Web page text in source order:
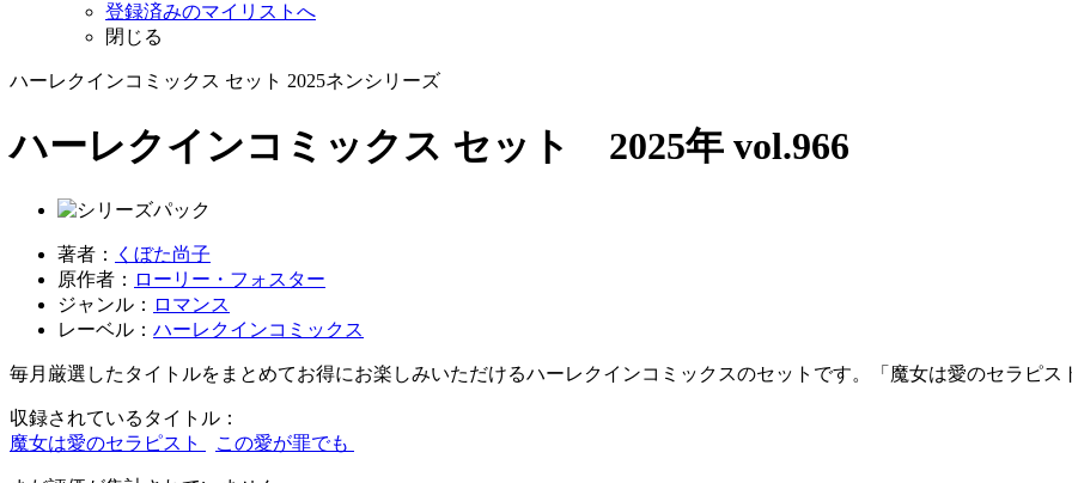
登録済みのマイリストへ
閉じる
ハーレクインコミックス セット 2025ネンシリーズ
ハーレクインコミックス セット 2025年 vol.966
著者：
くぼた尚子
原作者： ローリー・フォスター
ジャンル： ロマンス
レーベル： ハーレクインコミックス
毎月厳選したタイトルをまとめてお得にお楽しみいただけるハーレクインコミックスのセットです。「魔女は愛のセラピス
収録されているタイトル：
魔女は愛のセラピスト
この愛が罪でも